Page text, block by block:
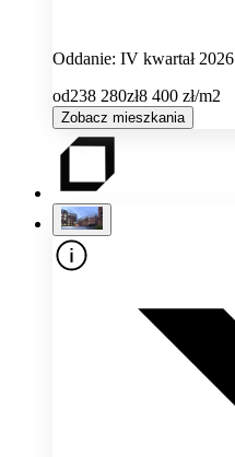
Oddanie: IV kwartał 2026
od238 280zł8 400 zł/m2
Zobacz mieszkania